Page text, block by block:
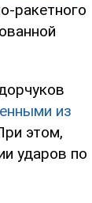
ракетного
из
этом,
ударов по